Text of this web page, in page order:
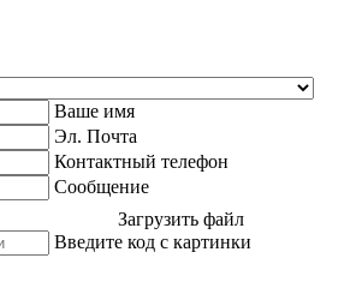
Ваше имя
Эл. Почта
Контактный телефон
Сообщение
Загрузить файл
Введите код с картинки